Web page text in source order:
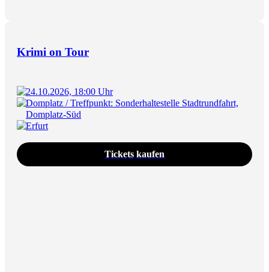
Krimi on Tour
24.10.2026, 18:00 Uhr
Domplatz / Treffpunkt: Sonderhaltestelle Stadtrundfahrt,
Domplatz-Süd
Erfurt
Tickets kaufen